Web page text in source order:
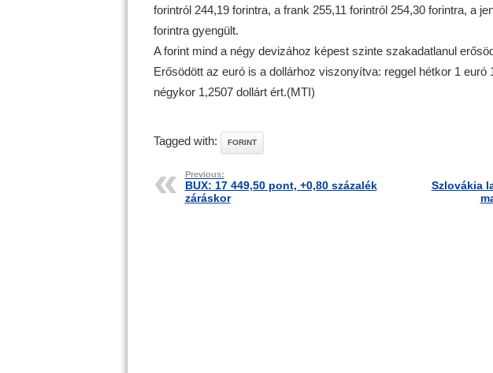
forintról 244,19 forintra, a frank 255,11 forintról 254,30 forintra, a
forintra gyengült.
A forint mind a négy devizához képest szinte szakadatlanul
Erősödött az euró is a dollárhoz viszonyítva: reggel hétkor 1 euró
négykor 1,2507 dollárt ért.(MTI)
Tagged with: FORINT
Previous:
BUX: 17 449,50 pont, +0,80 százalék
záráskor
Szlovákia